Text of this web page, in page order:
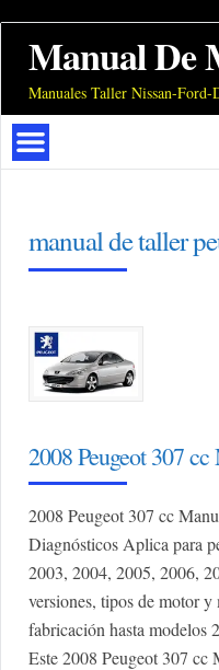
Manual De
Manuales Taller Nissan-
manual de taller
2008 Peugeot 307
2008 Peugeot 307 cc
Diagnósticos Aplica para
2003, 2004, 2005, 2006,
versiones, tipos de motor y
fabricación hasta modelos
Este 2008 Peugeot 307